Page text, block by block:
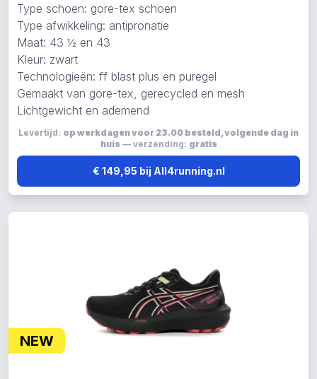
Type schoen: gore-tex schoen
Type afwikkeling: antipronatie
Maat: 43 ½ en 43
Kleur: zwart
Technologieën: ff blast plus en puregel
Gemaakt van gore-tex, gerecycled en mesh
Lichtgewicht en ademend
Levertijd: op werkdagen voor 23.00 besteld, volgende dag in
huis— verzending: gratis
€ 149,95 bij All4running.nl
NEW